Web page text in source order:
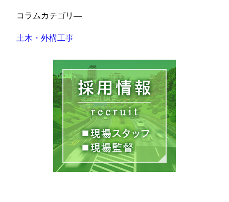
コラムカテゴリ―
土木・外構工事